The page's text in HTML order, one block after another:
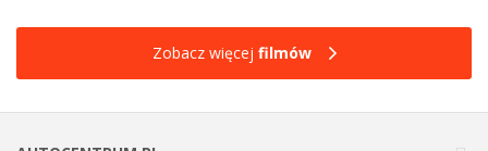
Zobacz więcej filmów